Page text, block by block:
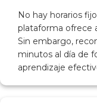
No hay horarios
plataforma ofrece
Sin embargo,
minutos al día de
aprendizaje